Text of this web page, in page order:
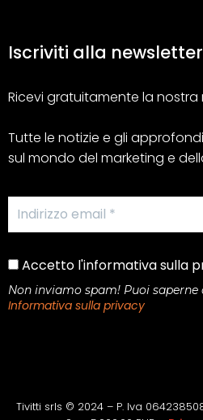
Iscriviti alla newsletter
Ricevi gratuitamente la nostra
Tutte le notizie e gli
sul mondo del marketing e
Accetto l'informativa sulla
Non inviamo spam! Puoi
Informativa sulla privacy
Tivitti srls © 2024 – P. Iva